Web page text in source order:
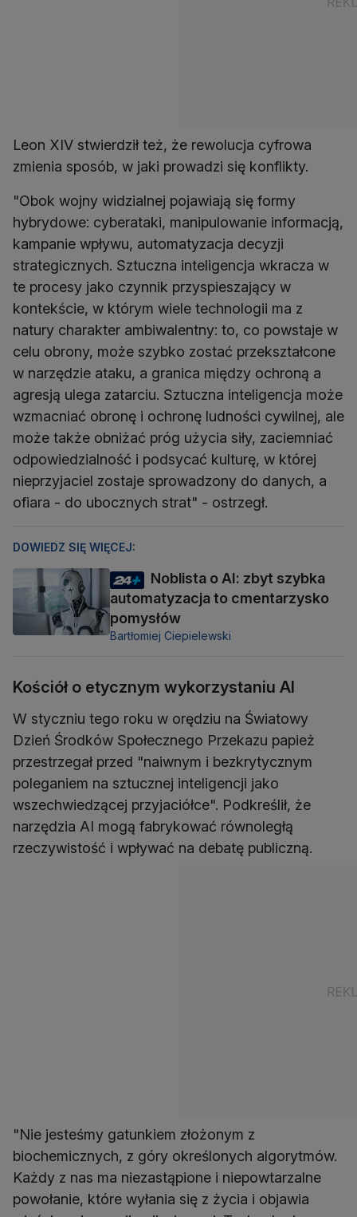
Leon XIV stwierdził też, że rewolucja cyfrowa
zmienia sposób, w jaki prowadzi się konflikty.
"Obok wojny widzialnej pojawiają się formy
hybrydowe: cyberataki, manipulowanie informacją,
kampanie wpływu, automatyzacja decyzji
strategicznych. Sztuczna inteligencja wkracza w
te procesy jako czynnik przyspieszający w
kontekście, w którym wiele technologii ma z
natury charakter ambiwalentny: to, co powstaje w
celu obrony, może szybko zostać przekształcone
w narzędzie ataku, a granica między ochroną a
agresją ulega zatarciu. Sztuczna inteligencja może
wzmacniać obronę i ochronę ludności cywilnej, ale
może także obniżać próg użycia siły, zaciemniać
odpowiedzialność i podsycać kulturę, w której
nieprzyjaciel zostaje sprowadzony do danych, a
ofiara - do ubocznych strat" - ostrzegł.
DOWIEDZ SIĘ WIĘCEJ:
Noblista o AI: zbyt szybka
automatyzacja to cmentarzysko
pomysłów
Bartłomiej Ciepielewski
Kościół o etycznym wykorzystaniu AI
W styczniu tego roku w orędziu na Światowy
Dzień Środków Społecznego Przekazu papież
przestrzegał przed "naiwnym i bezkrytycznym
poleganiem na sztucznej inteligencji jako
wszechwiedzącej przyjaciółce". Podkreślił, że
narzędzia AI mogą fabrykować równoległą
rzeczywistość i wpływać na debatę publiczną.
"Nie jesteśmy gatunkiem złożonym z
biochemicznych, z góry określonych algorytmów.
Każdy z nas ma niezastąpione i niepowtarzalne
powołanie, które wyłania się z życia i objawia